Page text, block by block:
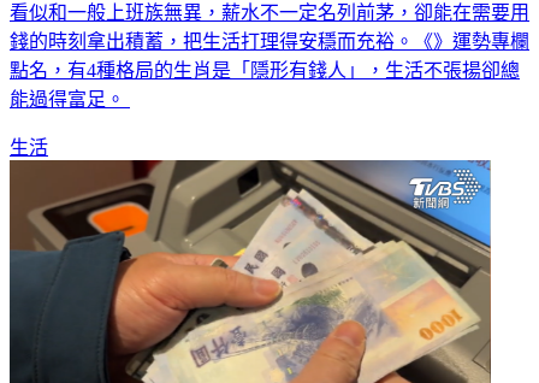
看似和一般上班族無異，薪水不一定名列前茅，卻能在需要用
錢的時刻拿出積蓄，把生活打理得安穩而充裕。《》運勢專欄
點名，有4種格局的生肖是「隱形有錢人」，生活不張揚卻總
能過得富足。
生活